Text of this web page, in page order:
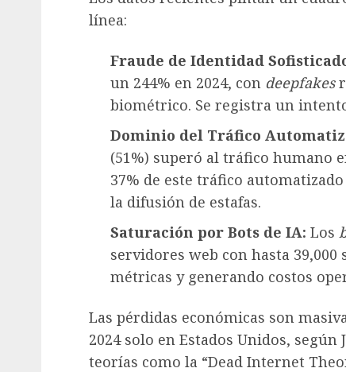
línea:
Fraude de Identidad
un 244% en 2024, con deepfakes
biométrico. Se registra un
Dominio del Tráfico
(51%) superó al tráfico humano
37% de este tráfico
la difusión de estafas.
Saturación por Bots de IA: Los
servidores web con hasta
métricas y generando costos
Las pérdidas económicas son
2024 solo en Estados Unidos,
teorías como la “Dead Internet